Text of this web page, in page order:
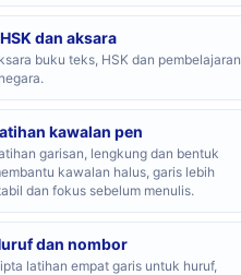
dan aksara
buku teks, HSK dan pembelajaran
kawalan pen
garisan, lengkung dan bentuk
kawalan halus, garis lebih
dan fokus sebelum menulis.
dan nombor
latihan empat garis untuk huruf,